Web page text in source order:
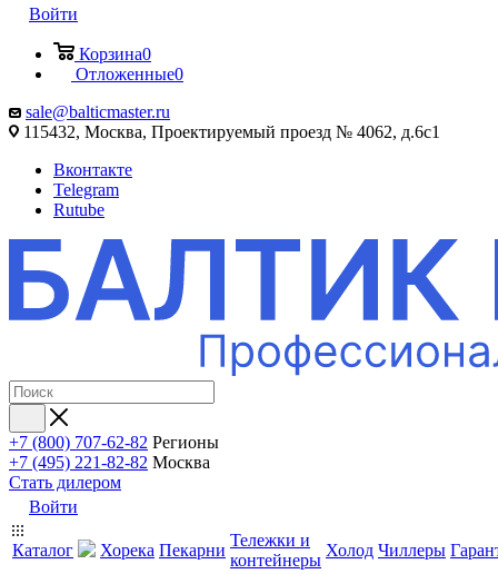
Войти
Корзина0
Отложенные0
sale@balticmaster.ru
115432, Москва, Проектируемый проезд № 4062, д.6с1
Вконтакте
Telegram
Rutube
+7 (800) 707-62-82 Регионы
+7 (495) 221-82-82 Москва
Стать дилером
Войти
Каталог Хорека Пекарни
Тележки и
контейнеры
Холод Чиллеры